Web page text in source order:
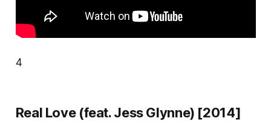
4
Real Love (feat. Jess Glynne) [2014]